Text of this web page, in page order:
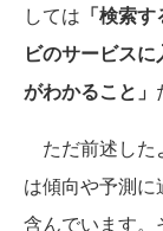
しては 「検索
ビのサービス
がわかること」
ただ前述した
は傾向や予測
含んでいます